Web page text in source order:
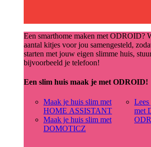
Een smarthome maken met ODROID?
aantal kitjes voor jou samengesteld,
starten met jouw eigen slimme huis,
bijvoorbeeld je telefoon!
Een slim huis maak je met ODROID!
Maak je huis slim met
HOME ASSISTANT
Maak je huis slim met
DOMOTICZ
Lees
met